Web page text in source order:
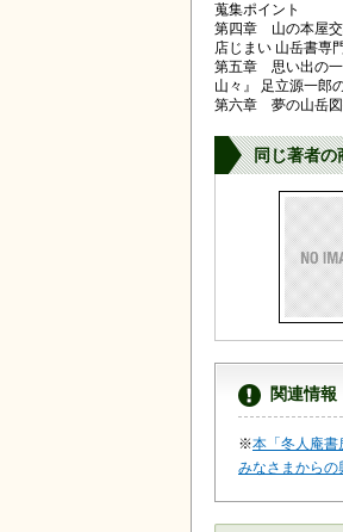
蒐集ポイント
第四章 山の本屋交
店じまい 山岳書専
第五章 思い出の一
山々』 足立源一郎
第六章 夢の山岳図
同じ著者の
関連情報
※本「冬人庵書
みなさまからの